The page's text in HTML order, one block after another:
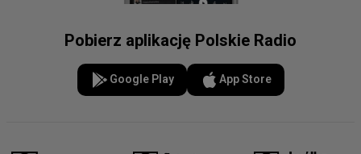
Pobierz aplikację Polskie Radio
Google Play App Store